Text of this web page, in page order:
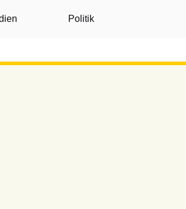
Politik